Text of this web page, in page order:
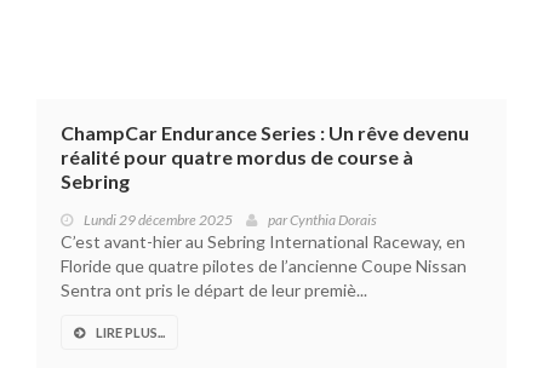
ChampCar Endurance Series : Un rêve devenu
réalité pour quatre mordus de course à
Sebring
Lundi 29 décembre 2025 parCynthia Dorais
C’est avant-hier au Sebring International Raceway, en
Floride que quatre pilotes de l’ancienne Coupe Nissan
Sentra ont pris le départ de leur premiè...
LIRE PLUS...